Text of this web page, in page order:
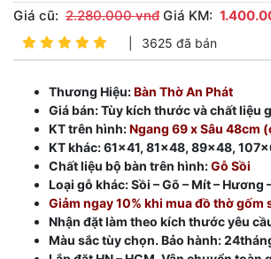
Giá cũ: 2.280.000 vnđ Giá KM:
3625 đã bán
Thương Hiệu:Bàn Thờ An Phát
Giá bán: Tùy kích thước và chất liệu
KT trên hình:Ngang 69 x Sâu 48cm
KT khác: 61×41, 81×48, 89×48,
Chất liệu bộ bàn trên hình:Gỗ Sồi
Loại gỗ khác: Sồi – Gõ – Mít – Hương
Giảm ngay 10% khi mua đồ thờ gốm
Nhận đặt làm theo kích thước yêu
Màu sắc tùy chọn. Bảo hành: